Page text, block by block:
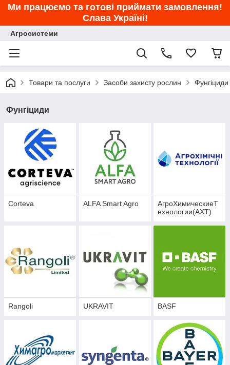
Ми працюємо та готові приймати замовлення!
Слава Україні!
Агросистеми
Товари та послуги Засоби захисту рослин Фунгіциди
Фунгіциди
Corteva ALFA Smart Agro
АгроХимическиеТ
ехнологии(АХТ)
Rangoli UKRAVIT BASF